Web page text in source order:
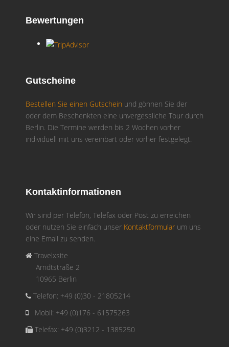
Bewertungen
Gutscheine
Bestellen Sie einen Gutschein und gönnen Sie der
oder dem Beschenkten eine unvergessliche Tour durch
Berlin. Die Termine werden bis 2 Wochen vorher
individuell mit uns vereinbart oder vorher festgelegt.
Kontaktinformationen
Wir sind per Telefon, Telefax oder Post zu erreichen
oder nutzen Sie einfach unser Kontaktformular um uns
eine Email zu senden.
Travelxsite
Arndtstraße 2
10965 Berlin
Telefon: +49 (0)30 - 21805214
Mobil: +49 (0)176 - 61575263
Telefax: +49 (0)3212 - 1385250